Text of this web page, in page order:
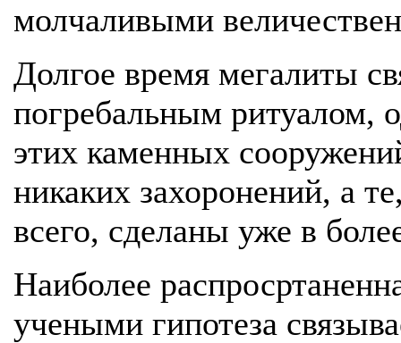
молчаливыми
Долгое время мегалиты
погребальным ритуалом,
этих каменных
никаких захоронений, а
всего, сделаны уже в
Наиболее
учеными гипотеза